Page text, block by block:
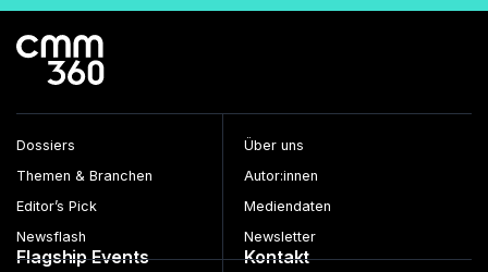
Dossiers
Themen & Branchen
Editor’s Pick
Newsflash
Über uns
Autor:innen
Mediendaten
Newsletter
Flagship Events Kontakt